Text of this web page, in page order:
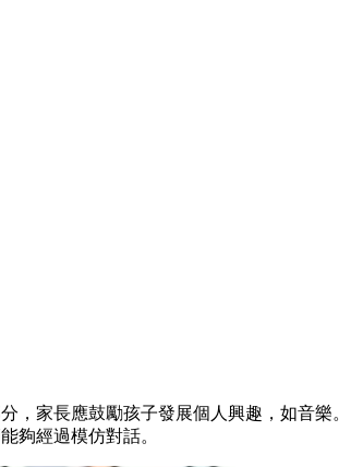
分，家長應鼓勵孩子發展個人興趣，如
師能夠經過模仿對話。